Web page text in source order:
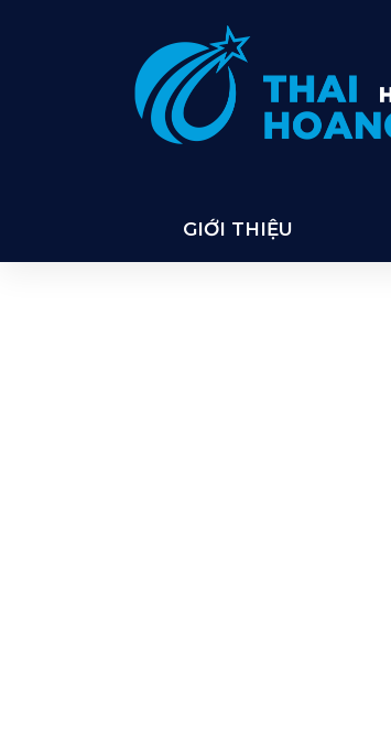
GIỚI THIỆU